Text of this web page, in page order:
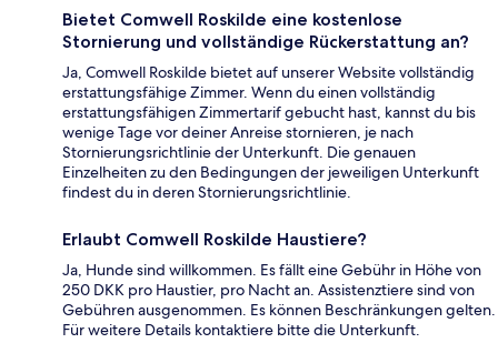
Bietet Comwell Roskilde eine kostenlose
Stornierung und vollständige Rückerstattung an?
Ja, Comwell Roskilde bietet auf unserer Website vollständig
erstattungsfähige Zimmer. Wenn du einen vollständig
erstattungsfähigen Zimmertarif gebucht hast, kannst du bis
wenige Tage vor deiner Anreise stornieren, je nach
Stornierungsrichtlinie der Unterkunft. Die genauen
Einzelheiten zu den Bedingungen der jeweiligen Unterkunft
findest du in deren Stornierungsrichtlinie.
Erlaubt Comwell Roskilde Haustiere?
Ja, Hunde sind willkommen. Es fällt eine Gebühr in Höhe von
250 DKK pro Haustier, pro Nacht an. Assistenztiere sind von
Gebühren ausgenommen. Es können Beschränkungen gelten.
Für weitere Details kontaktiere bitte die Unterkunft.